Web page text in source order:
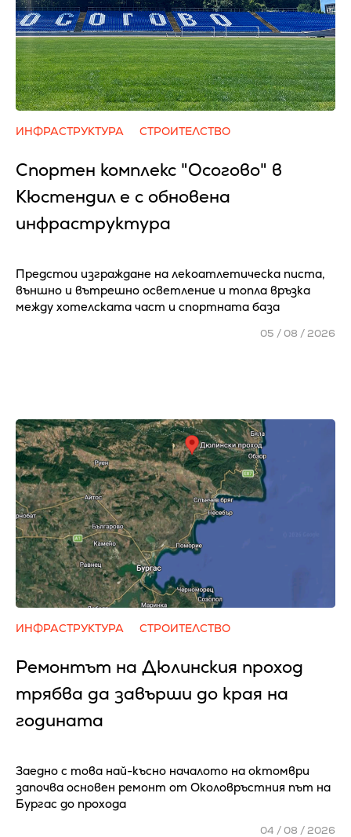
ИНФРАСТРУКТУРА СТРОИТЕЛСТВО
Спортен комплекс "Осогово" в
Кюстендил е с обновена
инфраструктура
Предстои изграждане на лекоатлетическа писта,
външно и вътрешно осветление и топла връзка
между хотелската част и спортната база
05 / 08 / 2026
ИНФРАСТРУКТУРА СТРОИТЕЛСТВО
Ремонтът на Дюлинския проход
трябва да завърши до края на
годината
Заедно с това най-късно началото на октомври
започва основен ремонт от Околовръстния път на
Бургас до прохода
04 / 08 / 2026